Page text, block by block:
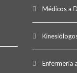
Médicos a
Enfermería